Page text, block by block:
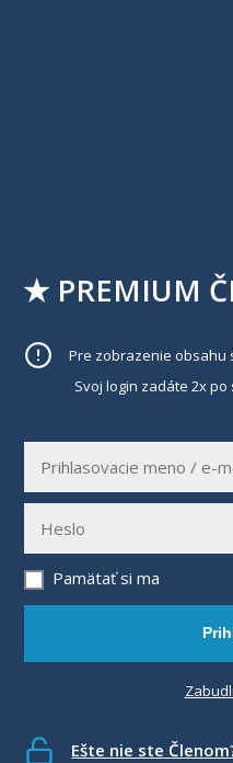
★ PREMIUM
Pre zobrazenie obsahu
Svoj login zadáte 2x
Pamätať si ma
Ešte nie ste